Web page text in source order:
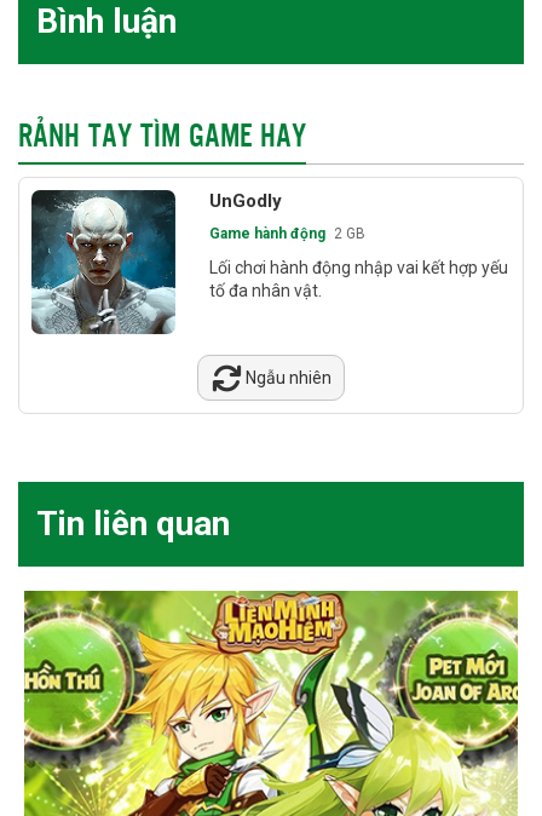
Bình luận
RẢNH TAY TÌM GAME HAY
UnGodly
Game hành động 2 GB
Lối chơi hành động nhập vai kết hợp yếu
tố đa nhân vật.
Ngẫu nhiên
Tin liên quan